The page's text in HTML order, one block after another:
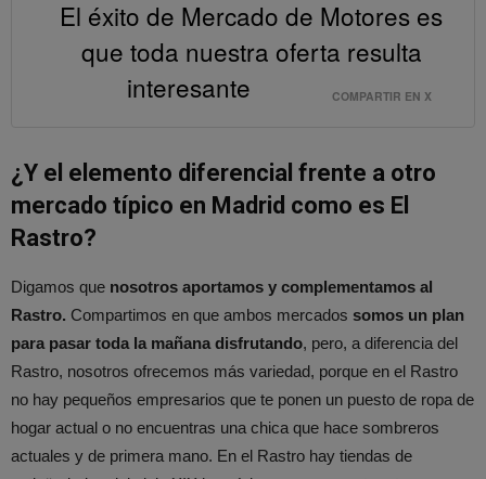
El éxito de Mercado de Motores es
que toda nuestra oferta resulta
interesante
COMPARTIR EN X
¿Y el elemento diferencial frente a otro
mercado típico en Madrid como es El
Rastro?
Digamos que nosotros aportamos y complementamos al
Rastro. Compartimos en que ambos mercados somos un plan
para pasar toda la mañana disfrutando, pero, a diferencia del
Rastro, nosotros ofrecemos más variedad, porque en el Rastro
no hay pequeños empresarios que te ponen un puesto de ropa de
hogar actual o no encuentras una chica que hace sombreros
actuales y de primera mano. En el Rastro hay tiendas de